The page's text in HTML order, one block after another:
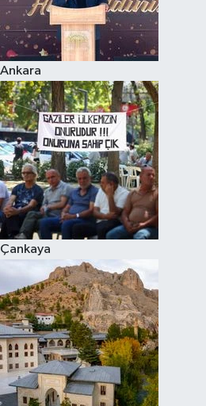
Ankara
Çankaya